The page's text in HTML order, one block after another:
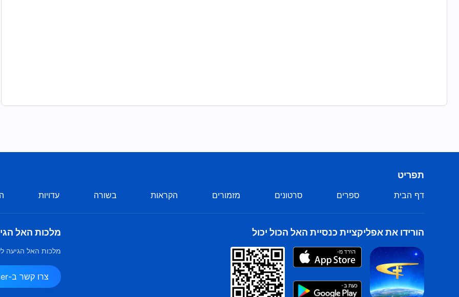
תפריט
דף הבית ספרים סרטונים מזמורים הקראות בשורה עדויות
הורידו את אפליקציית כנסיית האל הכול יכול מלכות האל
מלכות האל הגיעה
צרו קשר ב-Messenger